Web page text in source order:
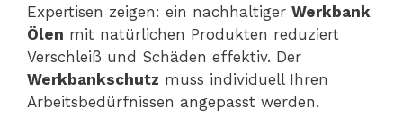
Expertisen zeigen: ein nachhaltiger Werkbank
Ölen mit natürlichen Produkten reduziert
Verschleiß und Schäden effektiv. Der
Werkbankschutz muss individuell Ihren
Arbeitsbedürfnissen angepasst werden.